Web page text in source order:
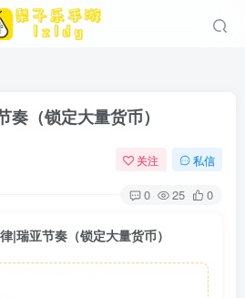
（锁定大量货币）
关注 私信
0 25 0
|瑞亚节奏（锁定大量货币）